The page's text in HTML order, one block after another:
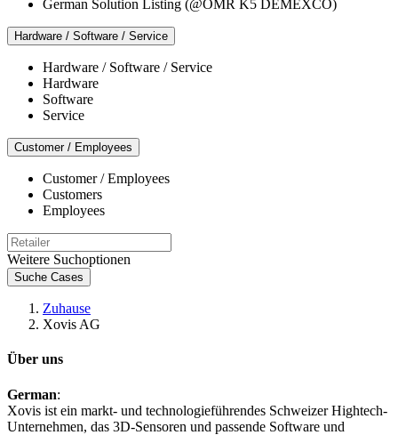
German Solution Listing (@OMR K5 DEMEXCO)
Hardware / Software / Service
Hardware / Software / Service
Hardware
Software
Service
Customer / Employees
Customer / Employees
Customers
Employees
Weitere Suchoptionen
Suche Cases
Zuhause
Xovis AG
Über uns
German:
Xovis ist ein markt- und technologieführendes Schweizer Hightech-
Unternehmen, das 3D-Sensoren und passende Software und